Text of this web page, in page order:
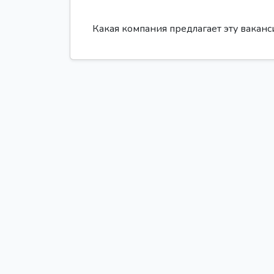
Какая компания предлагает эту